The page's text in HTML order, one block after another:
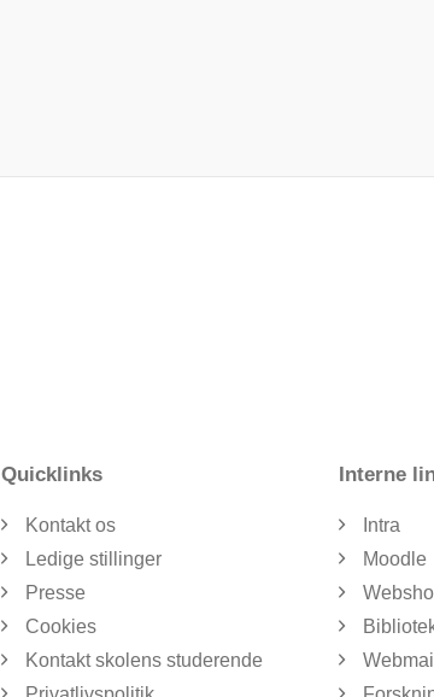
Quicklinks
Kontakt os
Ledige stillinger
Presse
Cookies
Kontakt skolens studerende
Interne
Intra
Moodle
Webmail